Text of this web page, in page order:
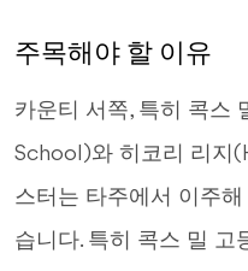
주목해야 할 이유
카운티 서쪽, 특히 콕스
School)와 히코리 리지
스터는 타주에서 이주
습니다. 특히 콕스 밀 고